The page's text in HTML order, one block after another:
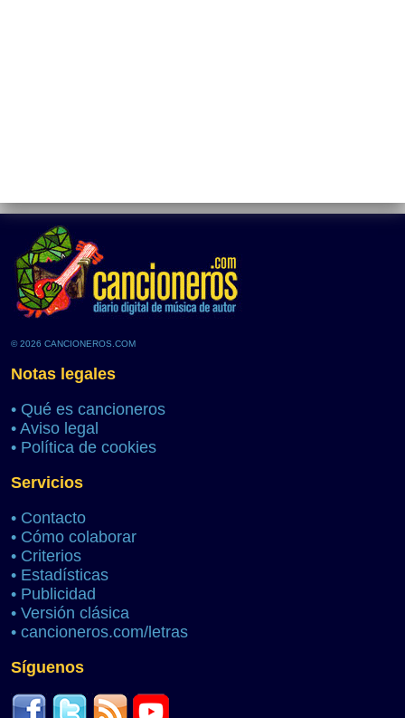
© 2026 CANCIONEROS.COM
Notas legales
• Qué es cancioneros
• Aviso legal
• Política de cookies
Servicios
• Contacto
• Cómo colaborar
• Criterios
• Estadísticas
• Publicidad
• Versión clásica
• cancioneros.com/letras
Síguenos